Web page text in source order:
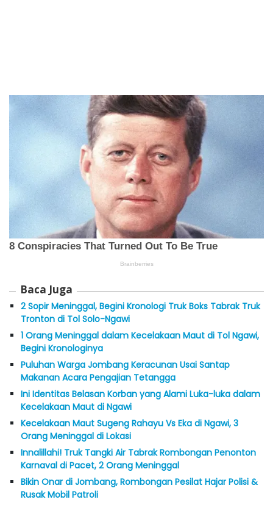
Baca Juga
2 Sopir Meninggal, Begini Kronologi Truk Boks Tabrak Truk
Tronton di Tol Solo-Ngawi
1 Orang Meninggal dalam Kecelakaan Maut di Tol Ngawi,
Begini Kronologinya
Puluhan Warga Jombang Keracunan Usai Santap
Makanan Acara Pengajian Tetangga
Ini Identitas Belasan Korban yang Alami Luka-luka dalam
Kecelakaan Maut di Ngawi
Kecelakaan Maut Sugeng Rahayu Vs Eka di Ngawi, 3
Orang Meninggal di Lokasi
Innalillahi! Truk Tangki Air Tabrak Rombongan Penonton
Karnaval di Pacet, 2 Orang Meninggal
Bikin Onar di Jombang, Rombongan Pesilat Hajar Polisi &
Rusak Mobil Patroli